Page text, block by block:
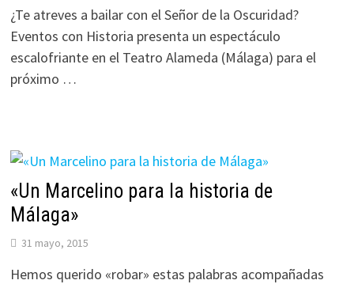
¿Te atreves a bailar con el Señor de la Oscuridad?
Eventos con Historia presenta un espectáculo
escalofriante en el Teatro Alameda (Málaga) para el
próximo …
«Un Marcelino para la historia de
Málaga»
31 mayo, 2015
Hemos querido «robar» estas palabras acompañadas